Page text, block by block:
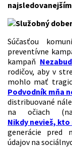
Súčasťou
preventívne
kampaň
rodičov, aby v
mohlo mať
Podvodník mňa
distribuované
na očiach
Nikdy nevieš, kto
generácie pred
údajov na